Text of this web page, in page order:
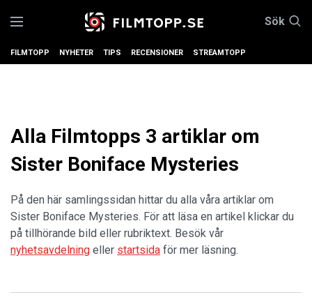
Sök
FILMTOPP NYHETER TIPS RECENSIONER STREAMTOPP
Alla Filmtopps 3 artiklar om
Sister Boniface Mysteries
På den här samlingssidan hittar du alla våra artiklar om
Sister Boniface Mysteries. För att läsa en artikel klickar du
på tillhörande bild eller rubriktext. Besök vår
nyhetsavdelning eller startsida för mer läsning.